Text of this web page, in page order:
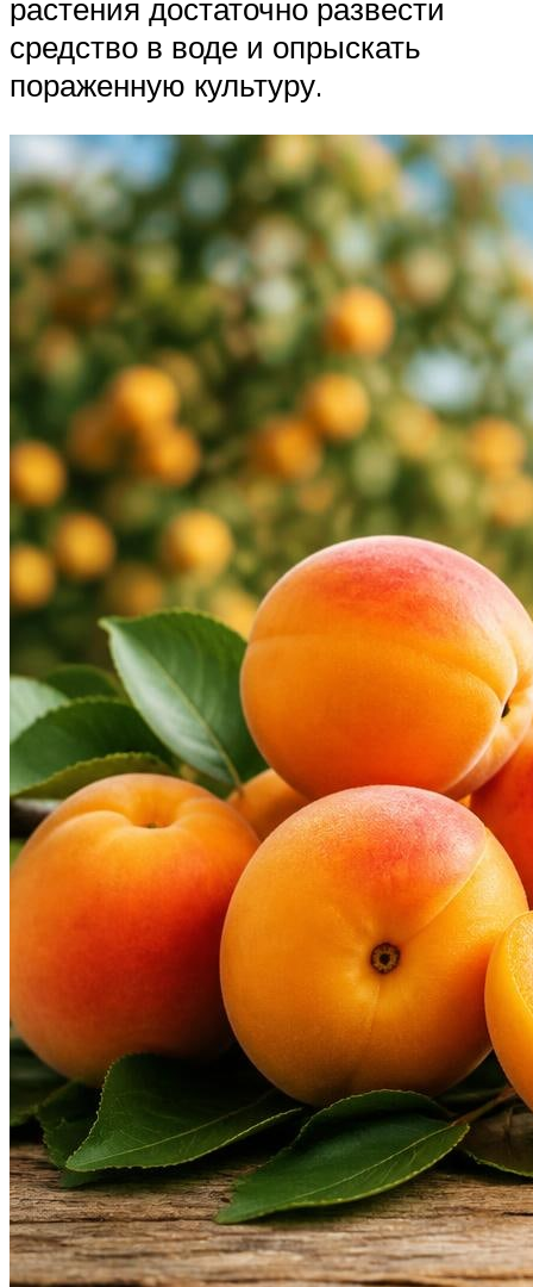
растения достаточно развести
средство в воде и опрыскать
пораженную культуру.